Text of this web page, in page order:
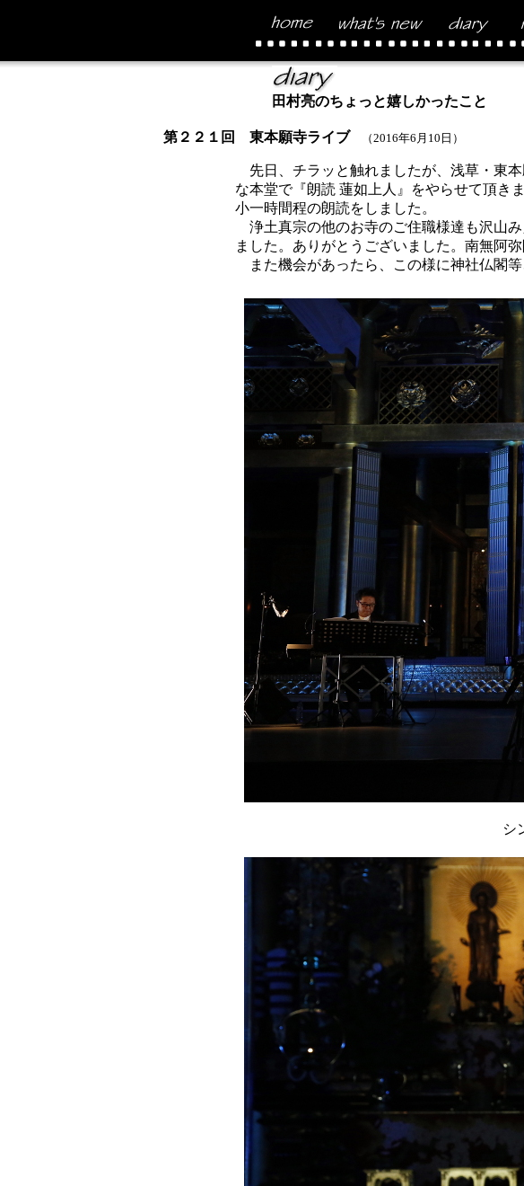
田村亮のちょっと嬉しかったこと
第２２１回 東本願寺ライブ （2016年6月10日）
先日、チラッと触れましたが、浅草・東
な本堂で『朗読 蓮如上人』をやらせて頂き
小一時間程の朗読をしました。
浄土真宗の他のお寺のご住職様達も沢山
ました。ありがとうございました。南無阿
また機会があったら、この様に神社仏閣
シ